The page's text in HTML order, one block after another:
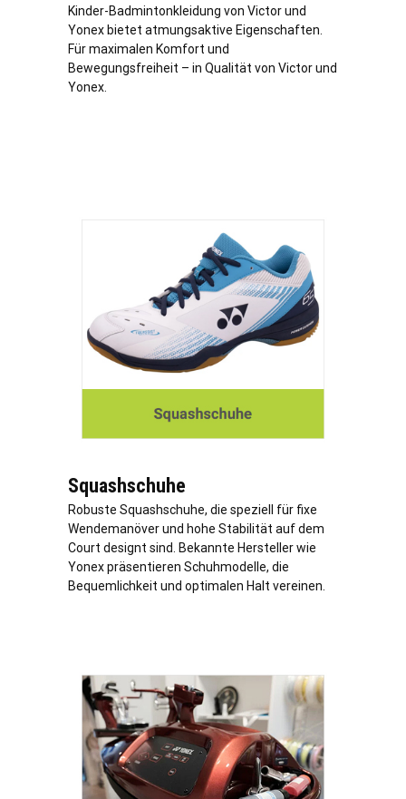
Kinder-Badmintonkleidung von Victor und
Yonex bietet atmungsaktive Eigenschaften.
Für maximalen Komfort und
Bewegungsfreiheit – in Qualität von Victor und
Yonex.
Squashschuhe
Robuste Squashschuhe, die speziell für fixe
Wendemanöver und hohe Stabilität auf dem
Court designt sind. Bekannte Hersteller wie
Yonex präsentieren Schuhmodelle, die
Bequemlichkeit und optimalen Halt vereinen.